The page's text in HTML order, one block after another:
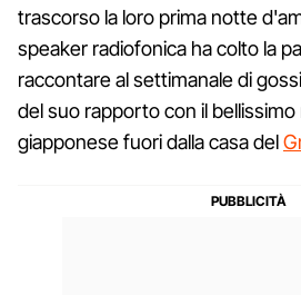
trascorso la loro prima notte
speaker radiofonica ha colto la
raccontare al settimanale di
del suo rapporto con il
giapponese fuori dalla casa del